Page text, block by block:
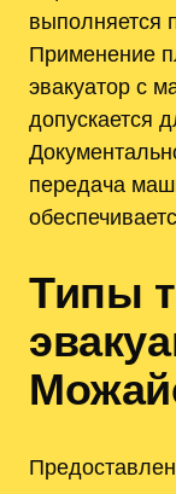
выполняется
Применение
эвакуатор с
допускается
передача
Типы